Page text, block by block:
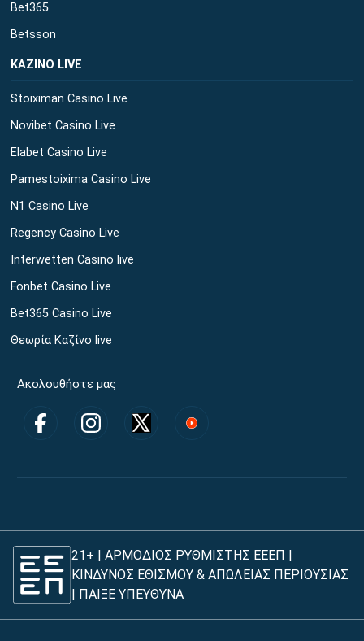
Bet365
Betsson
ΚΑΖΙΝΟ LIVE
Stoiximan Casino Live
Novibet Casino Live
Elabet Casino Live
Pamestoixima Casino Live
N1 Casino Live
Regency Casino Live
Interwetten Casino live
Fonbet Casino Live
Bet365 Casino Live
Θεωρία Καζίνο live
Ακολουθήστε μας
21+ | ΑΡΜΟΔΙΟΣ ΡΥΘΜΙΣΤΗΣ ΕΕΕΠ |
ΚΙΝΔΥΝΟΣ ΕΘΙΣΜΟΥ & ΑΠΩΛΕΙΑΣ ΠΕΡΙΟΥΣΙΑΣ
| ΠΑΙΞΕ ΥΠΕΥΘΥΝΑ